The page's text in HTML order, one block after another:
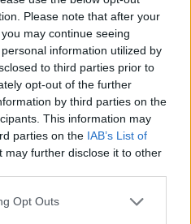
Please note that after your
may continue seeing
information utilized by
to third parties prior to
opt-out of the further
by third parties on the
This information may
parties on the IAB’s List of
may further disclose it to other
Opt Outs
neįprasti buvo šie
kūdikį su kitais
laidojimo vietoje.
kurių šonkauliai buvo
panašių lūžių – todėl